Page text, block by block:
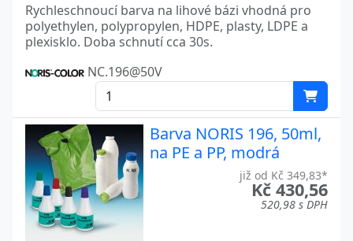
Rychleschnoucí barva na lihové bázi vhodná pro
polyethylen, polypropylen, HDPE, plasty, LDPE a
plexisklo. Doba schnutí cca 30s.
NC.196@50V
Barva NORIS 196, 50ml,
na PE a PP, modrá
již od Kč 349,83*
Kč 430,56
520,98 s DPH